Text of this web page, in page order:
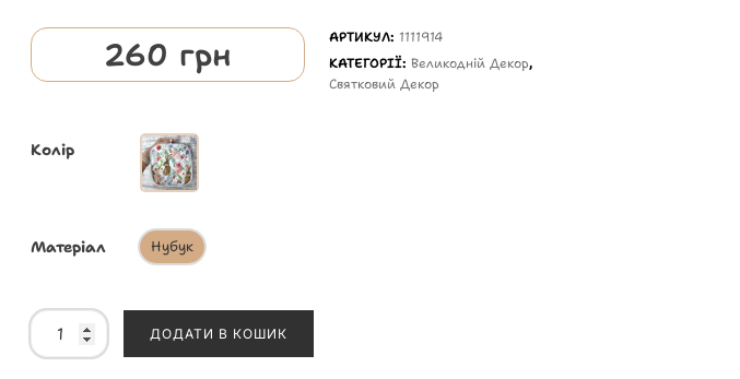
260 грн АРТИКУЛ: 1111914
КАТЕГОРІЇ:Великодній Декор,
Святковий Декор
Колір
Матеріал Нубук
ДОДАТИ В КОШИК